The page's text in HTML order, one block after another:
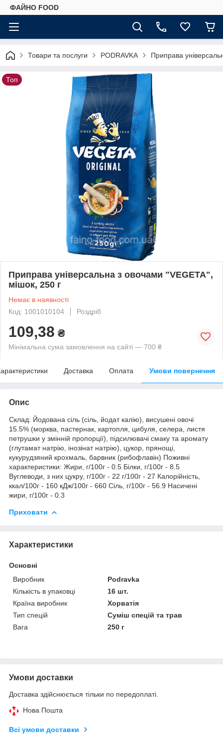
ФАЙНО FOOD
Товари та послуги PODRAVKA Приправа
Топ
Приправа універсальна з овочами "VEGETA",
мішок, 250 г
Немає в наявності
Код: 1001010104
Роздріб
109,38 ₴
Мінімальна сума замовлення на сайті — 700 ₴
Доставка Оплата Умови повернення
Опис
Склад: Йодована сіль (сіль, йодат калію), висушені овочі
15.5% (морква, пастернак, картопля, цибуля, селера, листя
петрушки у змінній пропорції), підсилювачі смаку та аромату
(глутамат натрію, інозінат натрію), цукор, прянощі,
кукурудзяний крохмаль, барвник (рибофлавін) Поживні
характеристики: Жири, г/100г - 0.5 Білки, г/100г - 8.5
Вуглеводи, з них цукру, г/100г - 22 г/100г - 27 Калорійність,
ккал/100г - 160 кДж/100г - 660 Сіль, г/100г - 56.9 Насичені
жири, г/100г - 0.3
Приховати
Характеристики
Основні
Виробник
Podravka
Кількість в упаковці
16 шт.
Країна виробник
Хорватія
Тип спецій
Суміш спецій та трав
Вага
250 г
Умови доставки
Доставка здійснюється тільки по передоплаті.
Нова Пошта
Всі умови доставки